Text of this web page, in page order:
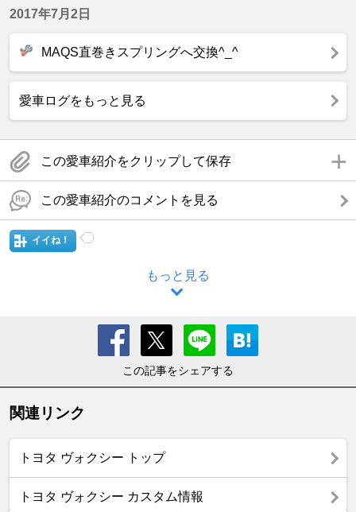
2017年7月2日
MAQS直巻きスプリングへ交換^_^
愛車ログをもっと見る
この愛車紹介をクリップして保存
この愛車紹介のコメントを見る
イイね！
もっと見る
この記事をシェアする
関連リンク
トヨタ ヴォクシー トップ
トヨタ ヴォクシー カスタム情報